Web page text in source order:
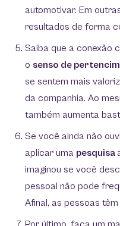
automotivar. Em
resultados de forma
Saiba que a conexão
o senso de
se sentem mais
da companhia. Ao
também aumenta
Se você ainda não
aplicar uma pesquisa
imaginou se você
pessoal não pode
Afinal, as pessoas